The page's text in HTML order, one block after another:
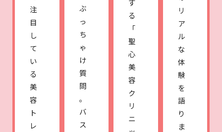
注
目
し
て
い
る
美
容
ト
レ
ぶ
っ
ち
ゃ
け
質
問
。
バ
ス
す
る
「
聖
心
美
容
ク
リ
ニ
リ
ア
ル
な
体
験
を
語
り
ま